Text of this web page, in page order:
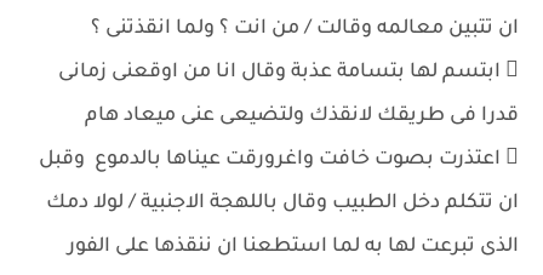
ان تتبين معالمه وقالت / من انت ؟ ولما انقذتنى ؟
 ابتسم لها بتسامة عذبة وقال انا من اوقعنى زمانى
قدرا فى طريقك لانقذك ولتضيعى عنى ميعاد هام
 اعتذرت بصوت خافت واغرورقت عيناها بالدموع وقبل
ان تتكلم دخل الطبيب وقال باللهجة الاجنبية / لولا دمك
الذى تبرعت لها به لما استطعنا ان ننقذها على الفور